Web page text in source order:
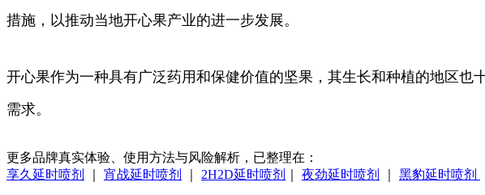
措施，以推动当地开心果产业的进一步发展。
开心果作为一种具有广泛药用和保健价值的坚果，其生长和种植的地区
需求。
更多品牌真实体验、使用方法与风险解析，已整理在：
享久延时喷剂
宵战延时喷剂 2H2D延时喷剂 夜劲延时喷剂 黑豹延时喷剂